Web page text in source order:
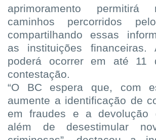
aprimoramento permitirá
caminhos percorridos
compartilhando essas
as instituições financeiras.
poderá ocorrer em até 11
contestação.
“O BC espera que, com
aumente a identificação de
em fraudes e a devolução
além de desestimular